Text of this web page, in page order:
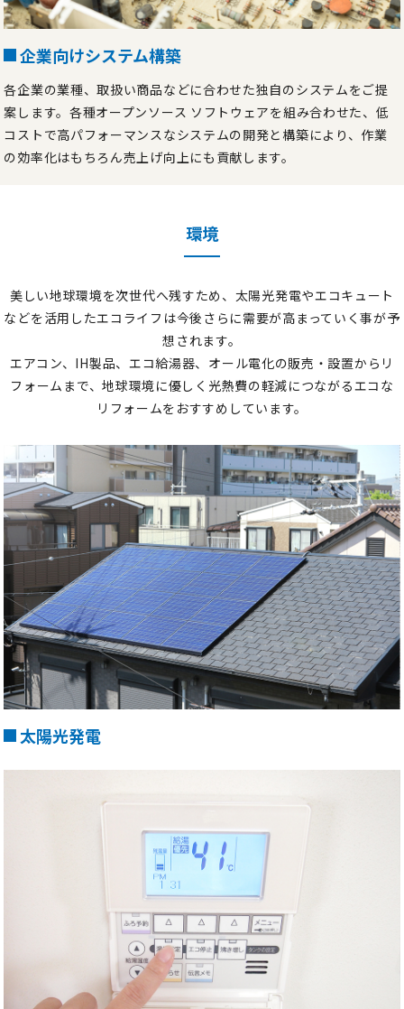
企業向けシステム構築
各企業の業種、取扱い商品などに合わせた独自のシステムをご提
案します。各種オープンソース ソフトウェアを組み合わせた、低
コストで高パフォーマンスなシステムの開発と構築により、作業
の効率化はもちろん売上げ向上にも貢献します。
環境
美しい地球環境を次世代へ残すため、太陽光発電やエコキュート
などを活用したエコライフは今後さらに需要が高まっていく事が予
想されます。
エアコン、IH製品、エコ給湯器、オール電化の販売・設置からリ
フォームまで、地球環境に優しく光熱費の軽減につながるエコな
リフォームをおすすめしています。
太陽光発電